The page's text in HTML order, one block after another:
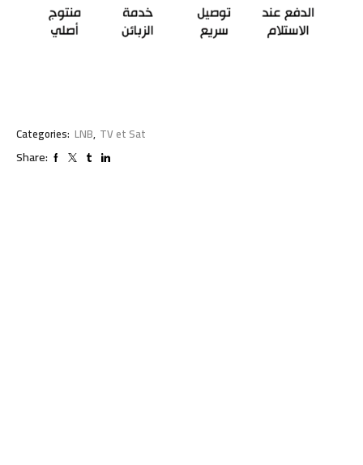
Categories: LNB, TV et Sat
Share: